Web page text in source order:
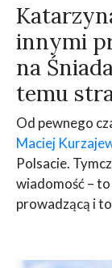
innymi
na
temu
Od pewnego
Maciej
Polsacie.
wiadomość –
prowadzącą i